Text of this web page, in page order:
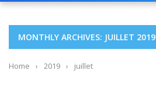
MONTHLY ARCHIVES: JUILLET 2019
Home › 2019 › juillet